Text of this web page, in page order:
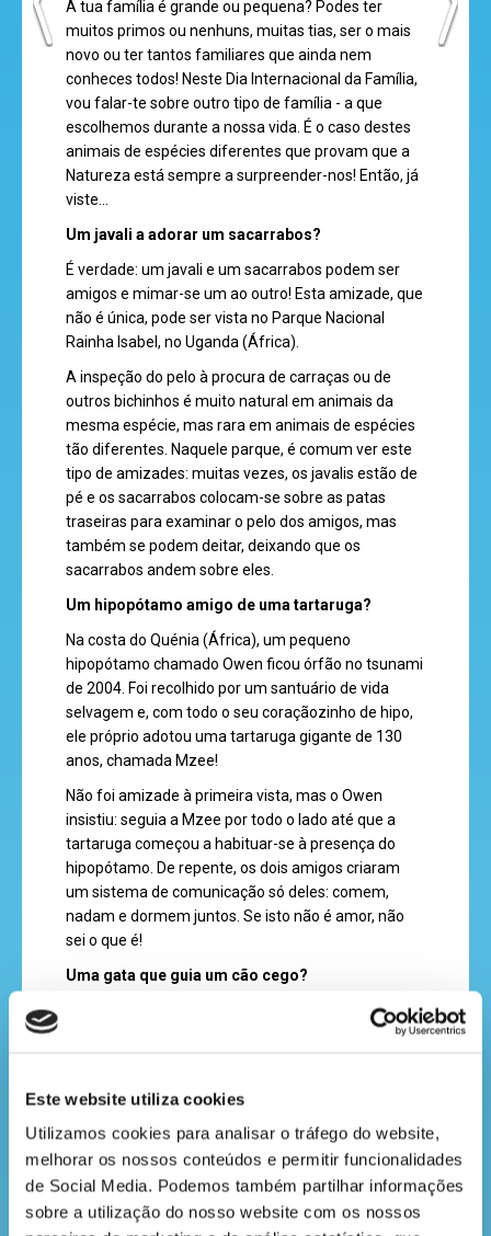
Este website utiliza cookies
Utilizamos cookies para analisar o tráfego do website,
melhorar os nossos conteúdos e permitir funcionalidades
de Social Media. Podemos também partilhar informações
sobre a utilização do nosso website com os nossos
desenhos
animados
eventos
recebe
a
revista
recreio
cantinho
do
saber
A tua família é grande ou pequena? Podes ter
muitos primos ou nenhuns, muitas tias, ser o mais
novo ou ter tantos familiares que ainda nem
conheces todos! Neste Dia Internacional da Família,
vou falar-te sobre outro tipo de família - a que
escolhemos durante a nossa vida. É o caso destes
animais de espécies diferentes que provam que a
Natureza está sempre a surpreender-nos! Então, já
viste...
Um javali a adorar um sacarrabos?
É verdade: um javali e um sacarrabos podem ser
amigos e mimar-se um ao outro! Esta amizade, que
não é única, pode ser vista no Parque Nacional
Rainha Isabel, no Uganda (África).
A inspeção do pelo à procura de carraças ou de
outros bichinhos é muito natural em animais da
mesma espécie, mas rara em animais de espécies
tão diferentes. Naquele parque, é comum ver este
tipo de amizades: muitas vezes, os javalis estão de
pé e os sacarrabos colocam-se sobre as patas
traseiras para examinar o pelo dos amigos, mas
também se podem deitar, deixando que os
sacarrabos andem sobre eles.
Um hipopótamo amigo de uma tartaruga?
Na costa do Quénia (África), um pequeno
hipopótamo chamado Owen ficou órfão no tsunami
de 2004. Foi recolhido por um santuário de vida
selvagem e, com todo o seu coraçãozinho de hipo,
ele próprio adotou uma tartaruga gigante de 130
anos, chamada Mzee!
Não foi amizade à primeira vista, mas o Owen
insistiu: seguia a Mzee por todo o lado até que a
tartaruga começou a habituar-se à presença do
hipopótamo. De repente, os dois amigos criaram
um sistema de comunicação só deles: comem,
nadam e dormem juntos. Se isto não é amor, não
sei o que é!
Uma gata que guia um cão cego?
Agora, contamos-te uma história emocionante! O
cheia de genica que o ajudou a sair da sua concha!
A forma como o conseguiram é de verdadeiros
amigos: primeiro, a Pwditat guiava o Terfel com as
patas pela casa toda. Também andava à frente
dele, para que o odor e o movimento o ajudassem a
segui-la. E se se enganasse no caminho? A gata